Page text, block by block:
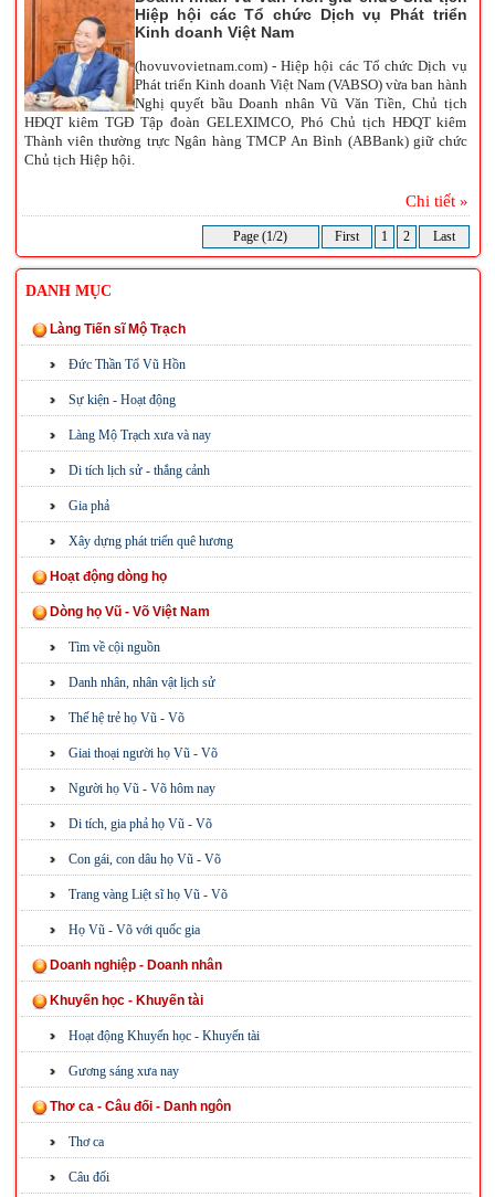
Hiệp hội các Tổ chức Dịch vụ Phát triển
Kinh doanh Việt Nam
(hovuvovietnam.com) - Hiệp hội các Tổ chức Dịch vụ
Phát triển Kinh doanh Việt Nam (VABSO) vừa ban hành
Nghị quyết bầu Doanh nhân Vũ Văn Tiền, Chủ tịch
HĐQT kiêm TGĐ Tập đoàn GELEXIMCO, Phó Chủ tịch HĐQT kiêm
Thành viên thường trực Ngân hàng TMCP An Bình (ABBank) giữ chức
Chủ tịch Hiệp hội.
Chi tiết »
Page (1/2) First 1 2 Last
DANH MỤC
Làng Tiến sĩ Mộ Trạch
Đức Thần Tổ Vũ Hồn
Sự kiện - Hoạt động
Làng Mộ Trạch xưa và nay
Di tích lịch sử - thắng cảnh
Gia phả
Xây dựng phát triển quê hương
Hoạt động dòng họ
Dòng họ Vũ - Võ Việt Nam
Tìm về cội nguồn
Danh nhân, nhân vật lịch sử
Thế hệ trẻ họ Vũ - Võ
Giai thoại người họ Vũ - Võ
Người họ Vũ - Võ hôm nay
Di tích, gia phả họ Vũ - Võ
Con gái, con dâu họ Vũ - Võ
Trang vàng Liệt sĩ họ Vũ - Võ
Họ Vũ - Võ với quốc gia
Doanh nghiệp - Doanh nhân
Khuyến học - Khuyến tài
Hoạt động Khuyến học - Khuyến tài
Gương sáng xưa nay
Thơ ca - Câu đối - Danh ngôn
Thơ ca
Câu đối